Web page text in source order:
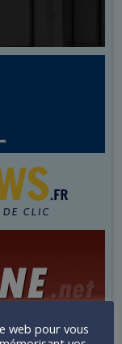
web pour vous